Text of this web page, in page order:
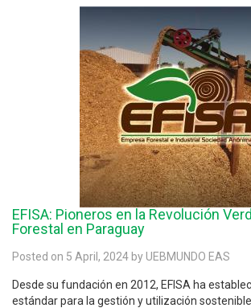
EFISA: Pioneros en la Revolución
Forestal en Paraguay
Posted on 5 April, 2024 by UEBMUNDO EAS
Desde su fundación en 2012, EFISA ha
estándar para la gestión y utilización